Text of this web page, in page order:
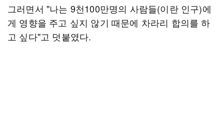
그러면서 "나는 9천100만명의 사람들(이란 인구)에
게 영향을 주고 싶지 않기 때문에 차라리 합의를 하
고 싶다"고 덧붙였다.